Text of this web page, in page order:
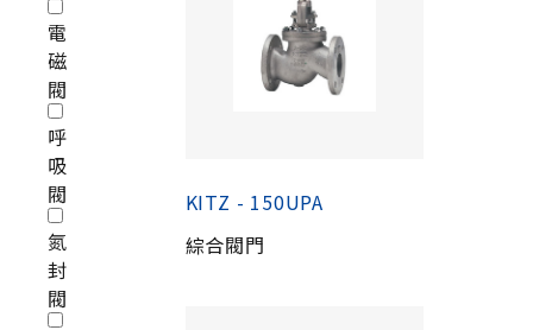
電
磁
閥
呼
吸
閥
氮
封
閥
KITZ - 150UPA
綜合閥門